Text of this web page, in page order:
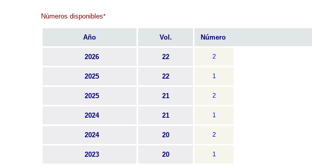
Números disponibles*
Año Vol. Número
2026 22 2
2025 22 1
2025 21 2
2024 21 1
2024 20 2
2023 20 1